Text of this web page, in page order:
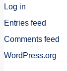
Log in
Entries feed
Comments feed
WordPress.org